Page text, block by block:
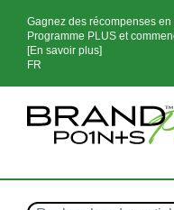
Gagnez des récompenses
Programme PLUS et
[En savoir plus]
FR